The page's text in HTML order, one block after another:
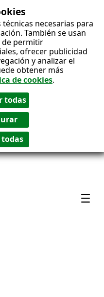
necesarias para
También se usan
de permitir
ofrecer publicidad
y analizar el
obtener más
de cookies.